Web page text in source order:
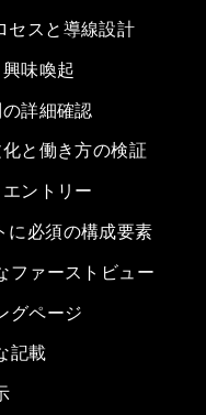
セスと導線設計
味喚起
詳細確認
と働き方の検証
ントリー
に必須の構成要素
ファーストビュー
グページ
記載